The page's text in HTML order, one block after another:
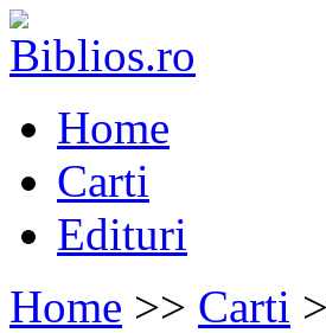
Home
Carti
Edituri
Home >> Carti